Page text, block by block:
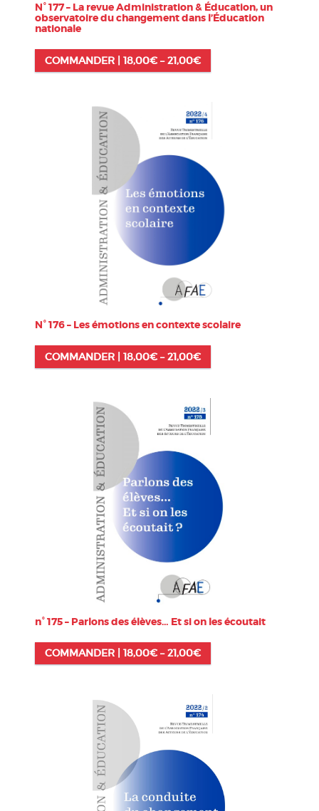
N° 177 – La revue Administration & Éducation, un
observatoire du changement dans l’Éducation
nationale
COMMANDER | 18,00€–21,00€
N° 176 – Les émotions en contexte scolaire
COMMANDER | 18,00€–21,00€
n° 175 – Parlons des élèves… Et si on les écoutait
COMMANDER | 18,00€–21,00€